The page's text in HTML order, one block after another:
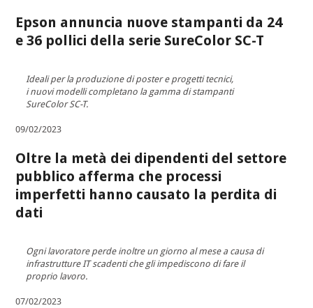
Epson annuncia nuove stampanti da 24
e 36 pollici della serie SureColor SC-T
Ideali per la produzione di poster e progetti tecnici,
i nuovi modelli completano la gamma di stampanti
SureColor SC-T.
09/02/2023
Oltre la metà dei dipendenti del settore
pubblico afferma che processi
imperfetti hanno causato la perdita di
dati
Ogni lavoratore perde inoltre un giorno al mese a causa di
infrastrutture IT scadenti che gli impediscono di fare il
proprio lavoro.
07/02/2023